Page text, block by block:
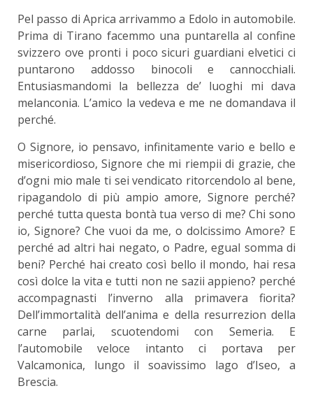
Pel passo di Aprica arrivammo a Edolo in automobile.
Prima di Tirano facemmo una puntarella al confine
svizzero ove pronti i poco sicuri guardiani elvetici ci
puntarono addosso binocoli e cannocchiali.
Entusiasmandomi la bellezza de’ luoghi mi dava
melanconia. L’amico la vedeva e me ne domandava il
perché.
O Signore, io pensavo, infinitamente vario e bello e
misericordioso, Signore che mi riempii di grazie, che
d’ogni mio male ti sei vendicato ritorcendolo al bene,
ripagandolo di più ampio amore, Signore perché?
perché tutta questa bontà tua verso di me? Chi sono
io, Signore? Che vuoi da me, o dolcissimo Amore? E
perché ad altri hai negato, o Padre, egual somma di
beni? Perché hai creato così bello il mondo, hai resa
così dolce la vita e tutti non ne sazii appieno? perché
accompagnasti l’inverno alla primavera fiorita?
Dell’immortalità dell’anima e della resurrezion della
carne parlai, scuotendomi con Semeria. E
l’automobile veloce intanto ci portava per
Valcamonica, lungo il soavissimo lago d’Iseo, a
Brescia.